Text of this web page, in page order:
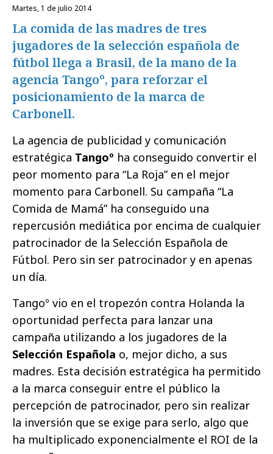
martes, 1 de julio 2014
La comida de las madres de tres
jugadores de la selección española de
fútbol llega a Brasil, de la mano de la
agencia Tangoº, para reforzar el
posicionamiento de la marca de
Carbonell.
La agencia de publicidad y comunicación
estratégica Tangoº ha conseguido convertir el
peor momento para “La Roja” en el mejor
momento para Carbonell. Su campaña “La
Comida de Mamá” ha conseguido una
repercusión mediática por encima de cualquier
patrocinador de la Selección Española de
Fútbol. Pero sin ser patrocinador y en apenas
un día.
Tangoº vio en el tropezón contra Holanda la
oportunidad perfecta para lanzar una
campaña utilizando a los jugadores de la
Selección Española o, mejor dicho, a sus
madres. Esta decisión estratégica ha permitido
a la marca conseguir entre el público la
percepción de patrocinador, pero sin realizar
la inversión que se exige para serlo, algo que
ha multiplicado exponencialmente el ROI de la